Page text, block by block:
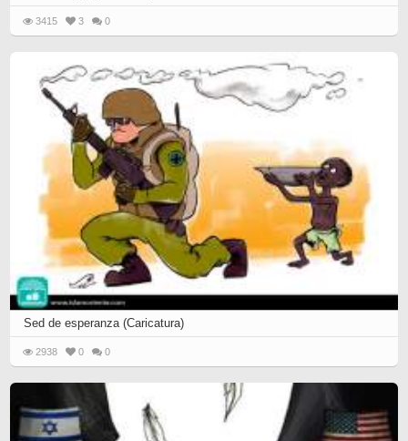
3415 3 0
Sed de esperanza (Caricatura)
2938 0 0